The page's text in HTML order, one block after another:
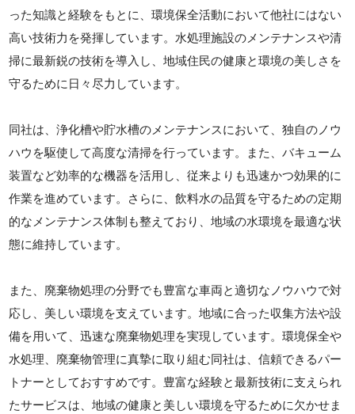
った知識と経験をもとに、環境保全活動において他社にはない
高い技術力を発揮しています。水処理施設のメンテナンスや清
掃に最新鋭の技術を導入し、地域住民の健康と環境の美しさを
守るために日々尽力しています。
同社は、浄化槽や貯水槽のメンテナンスにおいて、独自のノウ
ハウを駆使して高度な清掃を行っています。また、バキューム
装置など効率的な機器を活用し、従来よりも迅速かつ効果的に
作業を進めています。さらに、飲料水の品質を守るための定期
的なメンテナンス体制も整えており、地域の水環境を最適な状
態に維持しています。
また、廃棄物処理の分野でも豊富な車両と適切なノウハウで対
応し、美しい環境を支えています。地域に合った収集方法や設
備を用いて、迅速な廃棄物処理を実現しています。環境保全や
水処理、廃棄物管理に真摯に取り組む同社は、信頼できるパー
トナーとしておすすめです。豊富な経験と最新技術に支えられ
たサービスは、地域の健康と美しい環境を守るために欠かせま